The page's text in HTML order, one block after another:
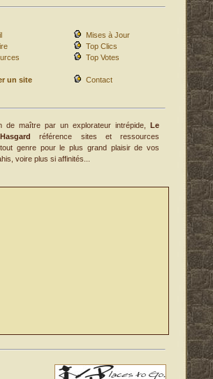
Mises à Jour
Top Clics
Top Votes
Contact
un site
de maître par un explorateur intrépide, Le
référence sites et ressources
genre pour le plus grand plaisir de vos
voire plus si affinités...